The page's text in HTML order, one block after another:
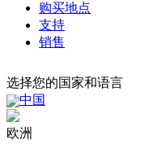
购买地点
支持
销售
选择您的国家和语言
中国
欧洲